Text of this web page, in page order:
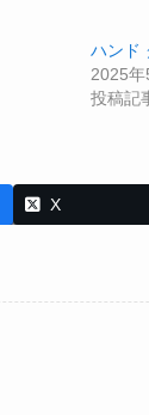
ハンド
2025年
投稿記
X